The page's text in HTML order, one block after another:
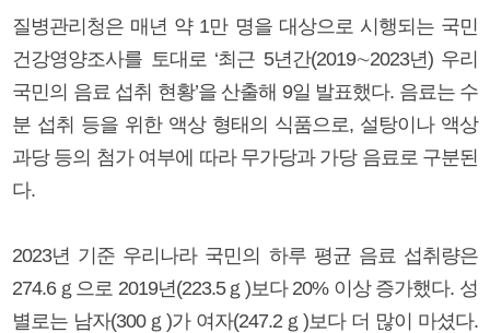
질병관리청은 매년 약 1만 명을 대상으로 시행되는 국민
건강영양조사를 토대로 ‘최근 5년간(2019∼2023년) 우리
국민의 음료 섭취 현황’을 산출해 9일 발표했다. 음료는 수
분 섭취 등을 위한 액상 형태의 식품으로, 설탕이나 액상
과당 등의 첨가 여부에 따라 무가당과 가당 음료로 구분된
다.
2023년 기준 우리나라 국민의 하루 평균 음료 섭취량은
274.6ｇ으로 2019년(223.5ｇ)보다 20% 이상 증가했다. 성
별로는 남자(300ｇ)가 여자(247.2ｇ)보다 더 많이 마셨다.